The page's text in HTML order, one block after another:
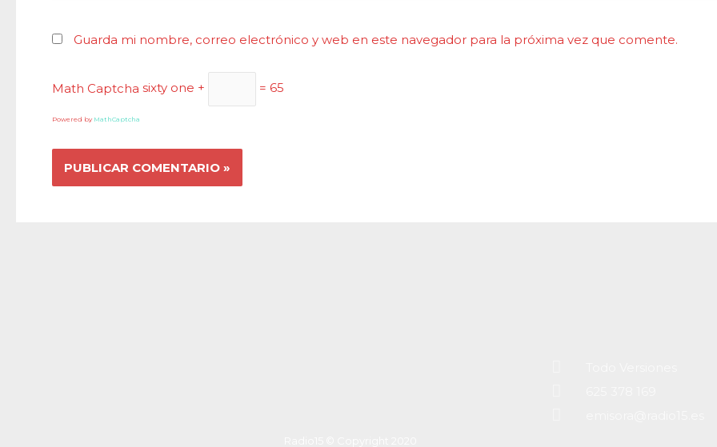
Guarda mi nombre, correo electrónico y web en este navegador para la próxima vez que comente.
Math Captcha sixty one + = 65
Powered by MathCaptcha